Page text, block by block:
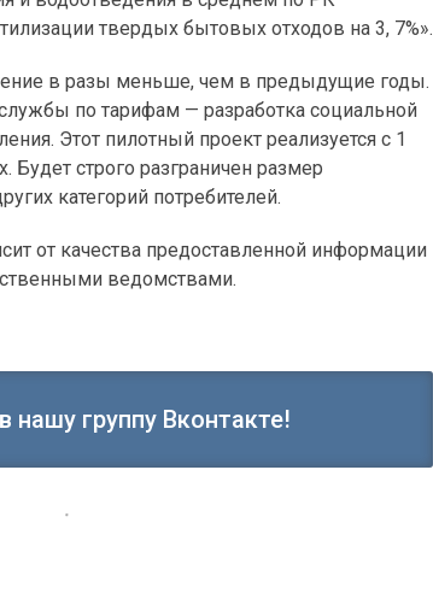
твердых бытовых отходов на 3, 7%».
в разы меньше, чем в предыдущие годы.
по тарифам — разработка социальной
Этот пилотный проект реализуется с 1
Будет строго разграничен размер
категорий потребителей.
от качества предоставленной информации
ведомствами.
нашу группу Вконтакте!